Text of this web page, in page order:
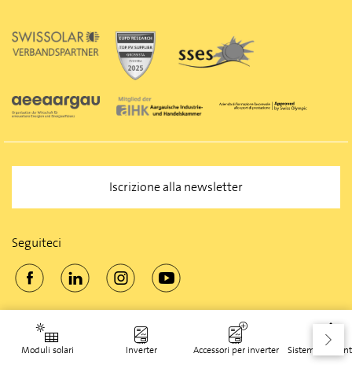
Moduli solari Inverter Accessori per inverter Sistemi di
Iscrizione alla newsletter
Seguiteci
© 2026 Solarmarkt